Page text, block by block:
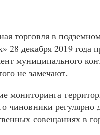
торговля в
28 декабря 2019
муниципального
не замечают.
мониторинга
чиновники регулярно
совещаниях в